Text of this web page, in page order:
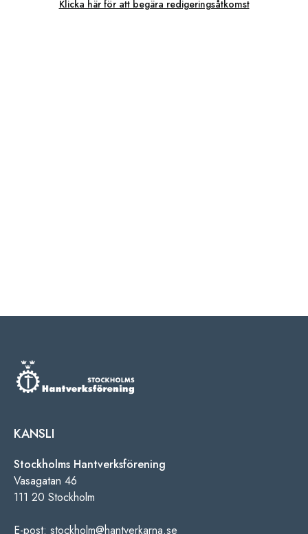
Klicka här för att begära redigeringsåtkomst
KANSLI
Stockholms Hantverksförening
Vasagatan 46
111 20 Stockholm
E-post: stockholm@hantverkarna.se